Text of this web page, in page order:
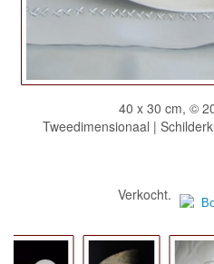
40 x 30 cm, ©
Tweedimensionaal |
Verkocht.